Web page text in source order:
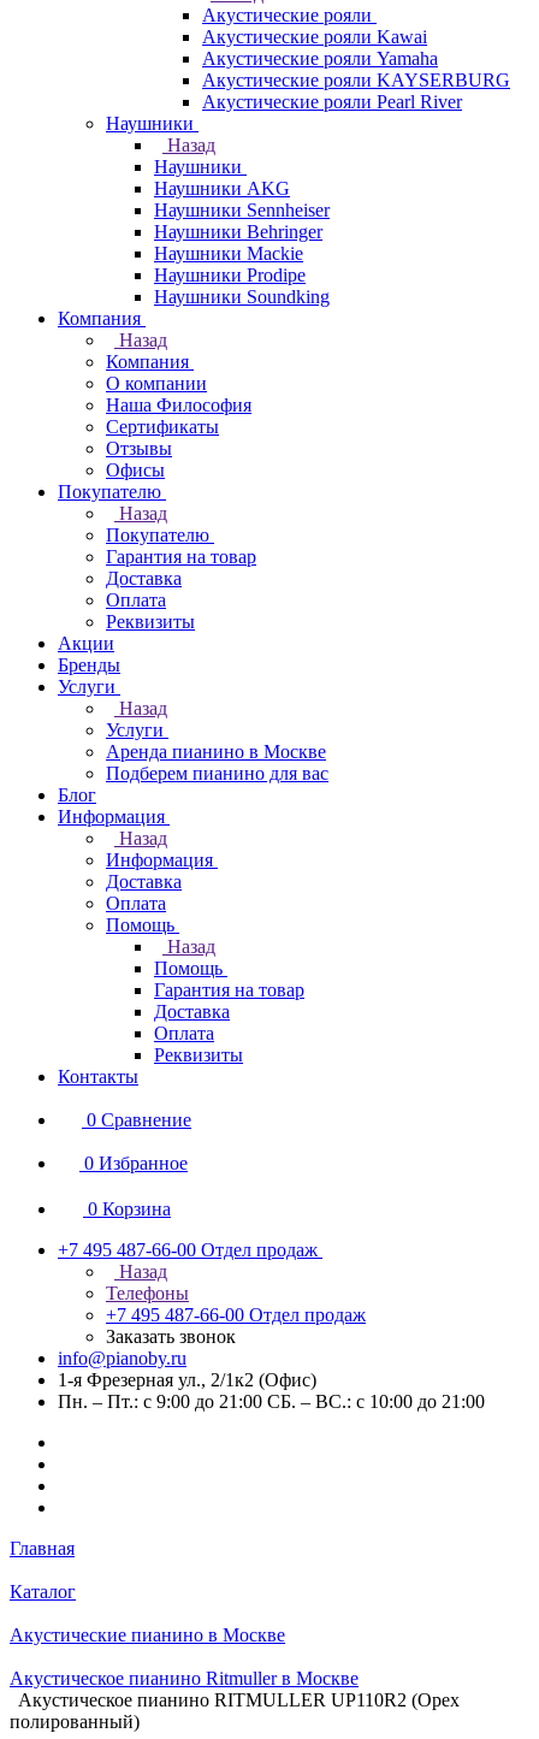
Акустические рояли
Акустические рояли Kawai
Акустические рояли Yamaha
Акустические рояли KAYSERBURG
Акустические рояли Pearl River
Наушники
Назад
Наушники
Наушники AKG
Наушники Sennheiser
Наушники Behringer
Наушники Mackie
Наушники Prodipe
Наушники Soundking
Компания
Назад
Компания
О компании
Наша Философия
Сертификаты
Отзывы
Офисы
Покупателю
Назад
Покупателю
Гарантия на товар
Доставка
Оплата
Реквизиты
Акции
Бренды
Услуги
Назад
Услуги
Аренда пианино в Москве
Подберем пианино для вас
Блог
Информация
Назад
Информация
Доставка
Оплата
Помощь
Назад
Помощь
Гарантия на товар
Доставка
Оплата
Реквизиты
Контакты
0 Сравнение
0 Избранное
0 Корзина
+7 495 487-66-00 Отдел продаж
Назад
Телефоны
+7 495 487-66-00 Отдел продаж
Заказать звонок
info@pianoby.ru
1-я Фрезерная ул., 2/1к2 (Офис)
Пн. – Пт.: с 9:00 до 21:00 СБ. – ВС.: с 10:00 до 21:00
Главная
Каталог
Акустические пианино в Москве
Акустическое пианино Ritmuller в Москве
Акустическое пианино RITMULLER UP110R2 (Орех
полированный)